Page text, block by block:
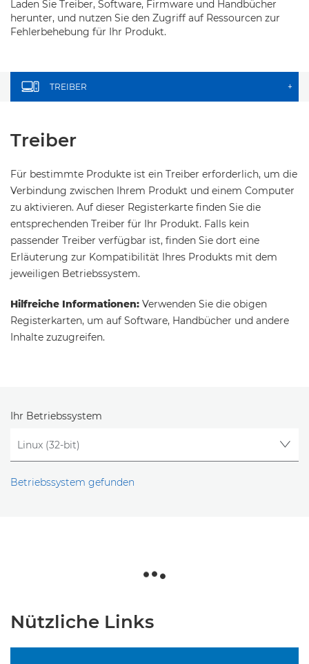
Laden Sie Treiber, Software, Firmware und Handbücher
herunter, und nutzen Sie den Zugriff auf Ressourcen zur
Fehlerbehebung für Ihr Produkt.
TREIBER +
Treiber
Für bestimmte Produkte ist ein Treiber erforderlich, um die
Verbindung zwischen Ihrem Produkt und einem Computer
zu aktivieren. Auf dieser Registerkarte finden Sie die
entsprechenden Treiber für Ihr Produkt. Falls kein
passender Treiber verfügbar ist, finden Sie dort eine
Erläuterung zur Kompatibilität Ihres Produkts mit dem
jeweiligen Betriebssystem.
Hilfreiche Informationen: Verwenden Sie die obigen
Registerkarten, um auf Software, Handbücher und andere
Inhalte zuzugreifen.
Ihr Betriebssystem
Betriebssystem gefunden
Nützliche Links